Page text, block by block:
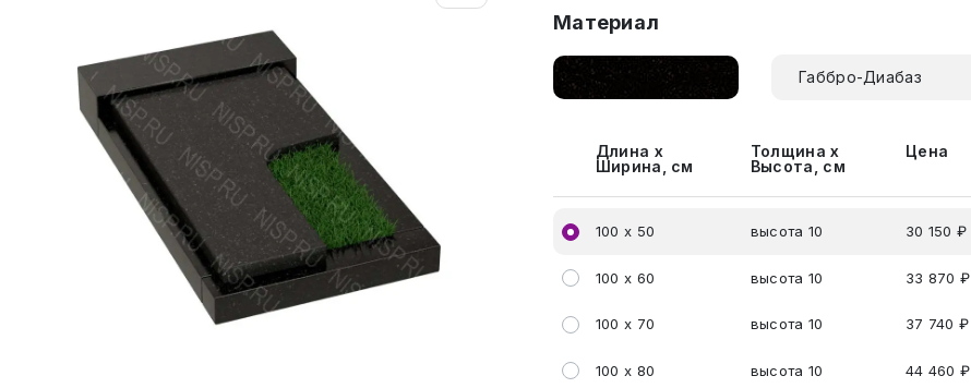
Материал
Габбро-Диабаз
Длина х
Ширина, см
Толщина х
Высота, см
Цена
100 х 50 высота 10 30 150 ₽
100 х 60 высота 10 33 870 ₽
100 х 70 высота 10 37 740 ₽
100 х 80 высота 10 44 460 ₽